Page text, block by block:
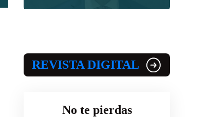
REVISTA DIGITAL
No te pierdas